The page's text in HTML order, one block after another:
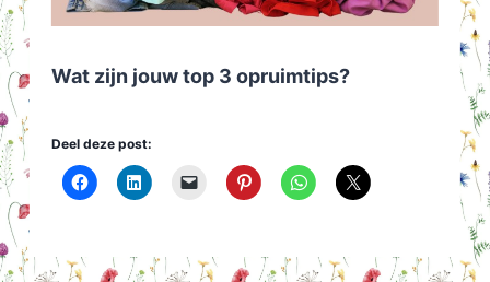
Wat zijn jouw top 3 opruimtips?
Deel deze post: